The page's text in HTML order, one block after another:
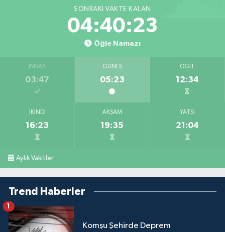
SONRAKI VAKTE KALAN
04:40:22
Öğle Namazı
İMSAK
03:47
GÜNEŞ
05:23
ÖĞLE
12:34
İKINDI
16:23
AKŞAM
19:35
YATSI
21:04
Aylık Vakitler
Trend Haberler
Komşu Şehirde Deprem
1